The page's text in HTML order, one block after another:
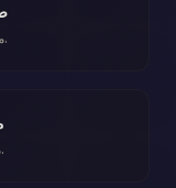
موسيقى خلفية ومؤثرات لليوتيوب وتيك توك.
مؤثرات صوتية وأجواء بدون مشاكل ترخيص.